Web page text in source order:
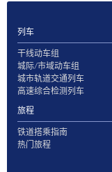
列车
干线动车组
城际/市域动车组
城市轨道交通列车
高速综合检测列车
旅程
铁道搭乘指南
热门旅程